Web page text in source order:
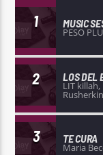
1 MUSIC
PESO
2 LOS DEL
LIT killah,
3 TE CURA
Maria